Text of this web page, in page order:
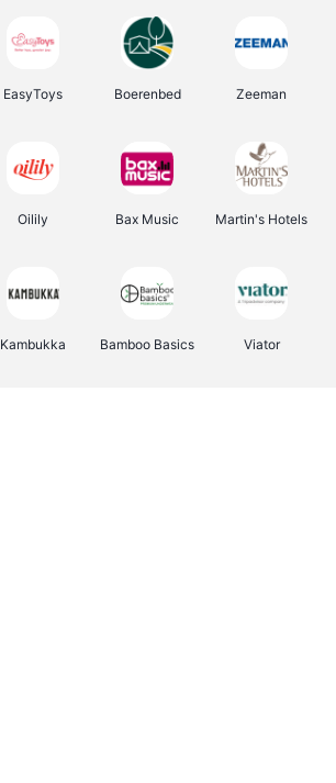
EasyToys Boerenbed Zeeman
Oilily Bax Music Martin's Hotels
Kambukka Bamboo Basics Viator